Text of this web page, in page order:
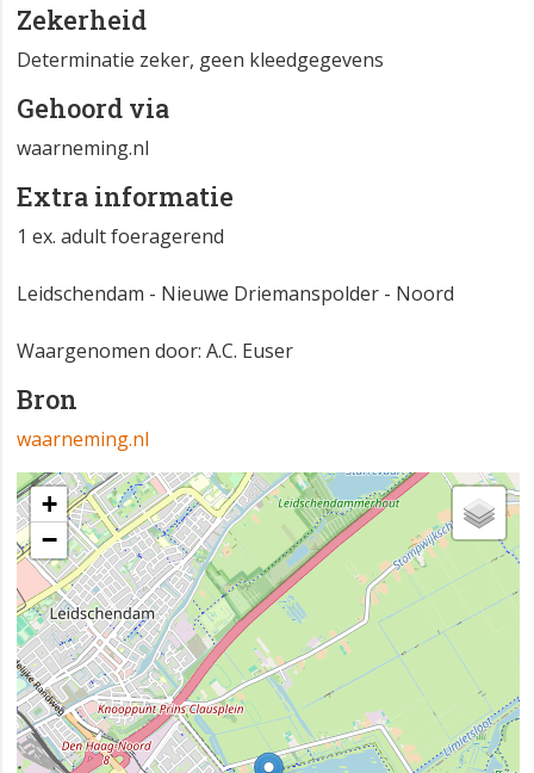
Zekerheid
Determinatie zeker, geen kleedgegevens
Gehoord via
waarneming.nl
Extra informatie
1 ex. adult foeragerend
Leidschendam - Nieuwe Driemanspolder - Noord
Waargenomen door: A.C. Euser
Bron
waarneming.nl
+
−